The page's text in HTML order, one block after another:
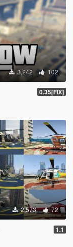
3,242 102
0.35[FIX]
2,573 72
1.1